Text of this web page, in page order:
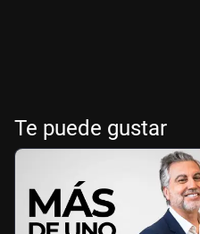
Te puede gustar